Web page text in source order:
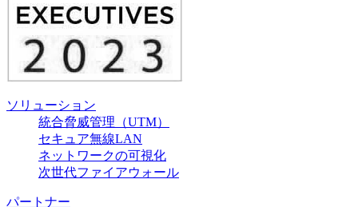
ソリューション
統合脅威管理（UTM）
セキュア無線LAN
ネットワークの可視化
次世代ファイアウォール
パートナー